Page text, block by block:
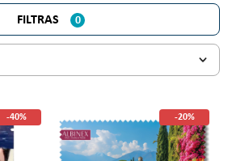
FILTRAS 0
-40% -20%